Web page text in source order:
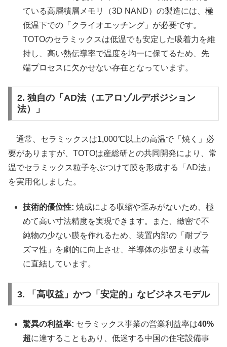
ている高層積層メモリ（3D NAND）の製造には、極
低温下での「クライオエッチング」が必要です。
TOTOのセラミックスは低温でも安定した吸着力を維
持し、高い熱伝導率で温度を均一に保てるため、先
端プロセスに欠かせない存在となっています。
2. 独自の「AD法（エアロゾルデポジション
法）」
通常、セラミックスは1,000℃以上の高温で「焼く」必
要がありますが、TOTOは産総研との共同開発により、常
温でセラミックス粒子をぶつけて膜を形成する「AD法」
を実用化しました。
技術的優位性: 焼成による収縮や歪みがないため、極
めて高い寸法精度を実現できます。また、緻密で不
純物の少ない膜を作れるため、装置内部の「耐プラ
ズマ性」を劇的に向上させ、半導体の歩留まり改善
に直結しています。
3. 「高収益」かつ「安定的」なビジネスモデル
驚異の利益率: セラミックス事業の営業利益率は40%
超に達することもあり、低迷する中国の住宅設備事